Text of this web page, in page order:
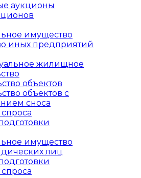
аукционы
имущество
иных предприятий
жилищное
объектов
объектов с
сноса
имущество
лиц